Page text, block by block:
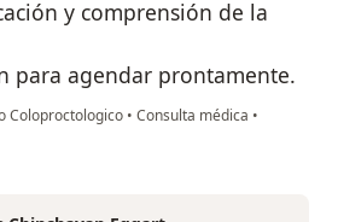
y comprensión de la
para agendar prontamente.
Coloproctologico • Consulta médica •